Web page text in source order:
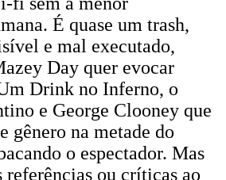
É quase um trash,
e mal executado,
Day quer evocar
Drink no Inferno, o
e George Clooney que
gênero na metade do
o espectador. Mas
ou críticas ao